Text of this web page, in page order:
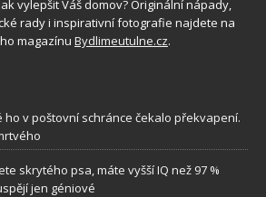
vylepšit Váš domov? Originální nápady,
rady i inspirativní fotografie najdete na
magazínu Bydlimeutulne.cz.
v poštovní schránce čekalo překvapení.
skrytého psa, máte vyšší IQ než 97 %
jen géniové